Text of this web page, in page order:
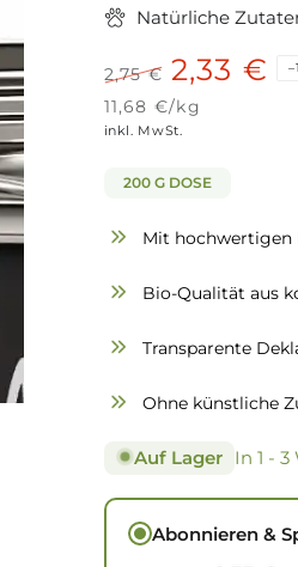
Natürliche
Regulärer
Preis
2,75 €
Verkaufspreis
2,33 €
Stückpreis
11,68 €/pro
kg
inkl. MwSt.
200 G DOSE
Mit hochwertigen
Bio-Qualität aus
Transparente
Ohne künstliche
Auf Lager In 1 -
Abonnieren &